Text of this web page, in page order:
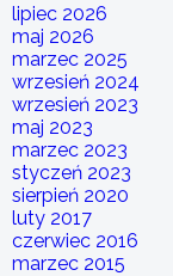
lipiec 2026
maj 2026
marzec 2025
wrzesień 2024
wrzesień 2023
maj 2023
marzec 2023
styczeń 2023
sierpień 2020
luty 2017
czerwiec 2016
marzec 2015